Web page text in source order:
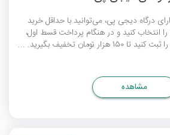
درگاه دیجی پی، می‌توانید با حداقل خرید
را انتخاب کنید و در هنگام پرداخت قسط اول،
را ثبت کنید تا 150 هزار تومان تخفیف بگیرید. ...
مشاهده